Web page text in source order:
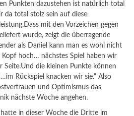
Punkten dazustehen ist natürlich total
da total stolz sein auf diese
mit den Vorzeichen gegen
wurde, zeigt die überragende
als Daniel kann man es wohl nicht
Kopf hoch… nächstes Spiel haben wir
Seite.Und die kleinen Punkte können
Rückspiel knacken wir sie.“ Also
und Optimismus das
nächste Woche angehen.
in dieser Woche die Dritte im